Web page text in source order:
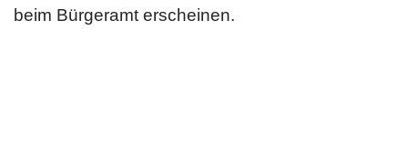
beim Bürgeramt erscheinen.